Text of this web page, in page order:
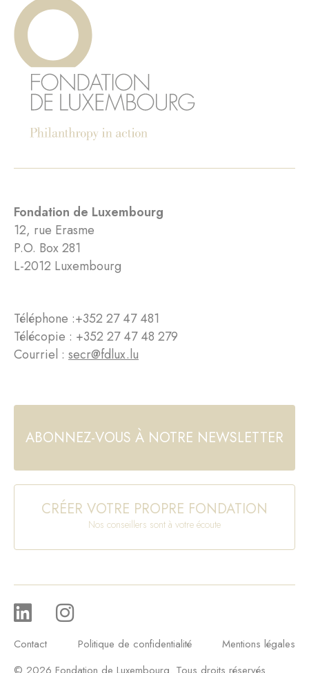
Fondation de Luxembourg
12, rue Erasme
P.O. Box 281
L-2012 Luxembourg
Téléphone :+352 27 47 481
Télécopie : +352 27 47 48 279
Courriel : secr@fdlux.lu
ABONNEZ-VOUS À NOTRE NEWSLETTER
CRÉER VOTRE PROPRE FONDATION
Nos conseillers sont à votre écoute
Contact Politique de confidentialité
Mentions légales